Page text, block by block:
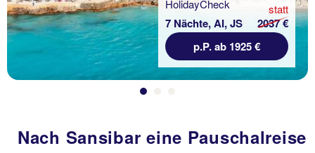
7 Nächte, AI, JS
statt
2037 €
p.P. ab 1925 €
Nach Sansibar eine Pauschalreise